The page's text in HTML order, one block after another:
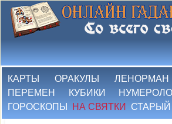
КАРТЫ ОРАКУЛЫ ЛЕНОРМАН
ПЕРЕМЕН
КУБИКИ
ГОРОСКОПЫ
НА СВЯТКИ